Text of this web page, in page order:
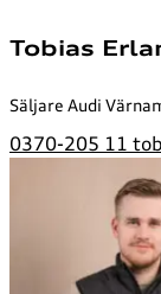
Tobias
Säljare Audi
0370-205 11